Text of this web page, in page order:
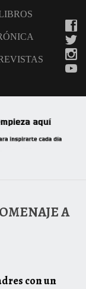
A
con un